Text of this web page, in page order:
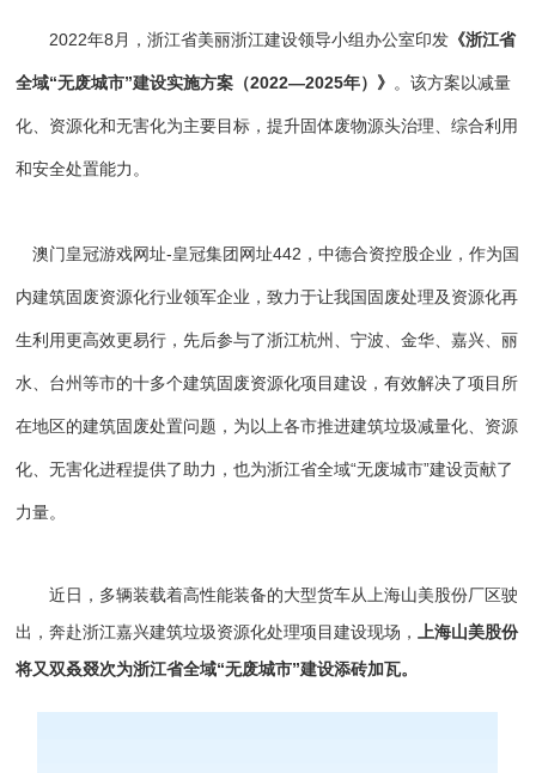
2022年8月，浙江省美丽浙江建设领导小组办公室印发 《浙江省
全域“无废城市”建设实施方案（2022—2025年）》 。该方案以减量
化、资源化和无害化为主要目标，提升固体废物源头治理、综合利用
和安全处置能力。
澳门皇冠游戏网址-皇冠集团网址442 ，中德合资控股企业，作为国
内建筑固废资源化行业领军企业 ，致力于让我国固废处理及资源化再
生利用更高效更易行，先后参与了浙江杭州、宁波、金华、嘉兴、丽
水、台州等市的十多个建筑固废资源化项目建设 ，有效解决了项目所
在地区的建筑固废处置问题，为以上各市推进建筑垃圾减量化、资源
化、无害化进程提供了助力，也为浙江省全域“无废城市”建设贡献了
力量。
近日，多辆装载着高性能装备的大型货车从上海山美股份厂区驶
出，奔赴浙江嘉兴建筑垃圾资源化处理项目建设现场，
上海山美股份
将又双叒叕次为浙江省全域“无废城市”建设添砖加瓦。